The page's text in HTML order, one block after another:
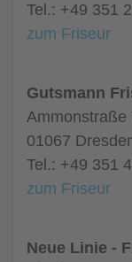
Tel.: +49 351
zum Friseur
Gutsmann
Ammonstraße
01067
Tel.: +49 351
zum Friseur
Neue Linie -